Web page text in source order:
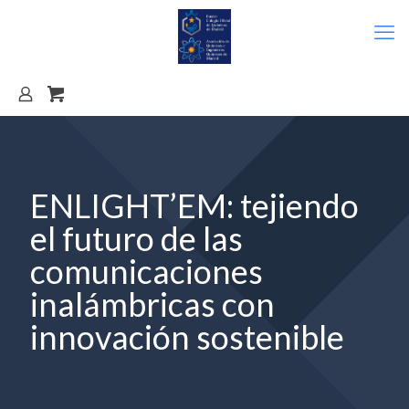
ENLIGHT’EM: tejiendo
el futuro de las
comunicaciones
inalámbricas con
innovación sostenible